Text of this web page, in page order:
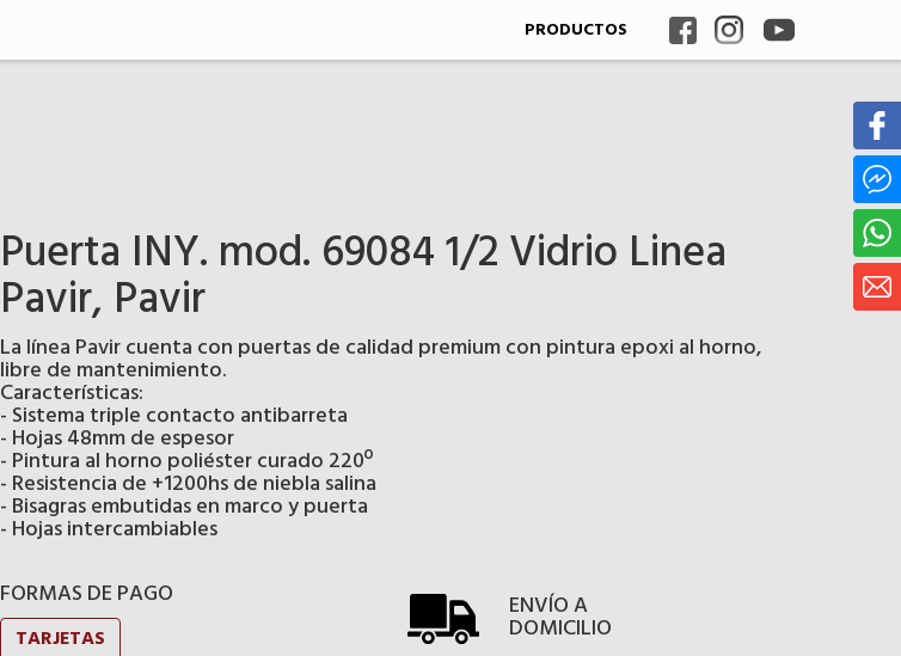
PRODUCTOS
Puerta INY. mod. 69084 1/2 Vidrio Linea
Pavir, Pavir
La línea Pavir cuenta con puertas de calidad premium con pintura epoxi al horno,
libre de mantenimiento.
Características:
- Sistema triple contacto antibarreta
- Hojas 48mm de espesor
- Pintura al horno poliéster curado 220º
- Resistencia de +1200hs de niebla salina
- Bisagras embutidas en marco y puerta
- Hojas intercambiables
FORMAS DE PAGO
TARJETAS
ENVÍO A
DOMICILIO